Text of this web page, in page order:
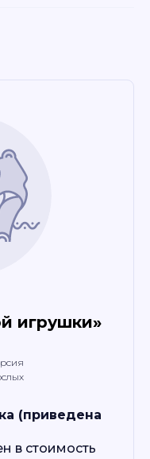
игрушки»
(приведена
в стоимость